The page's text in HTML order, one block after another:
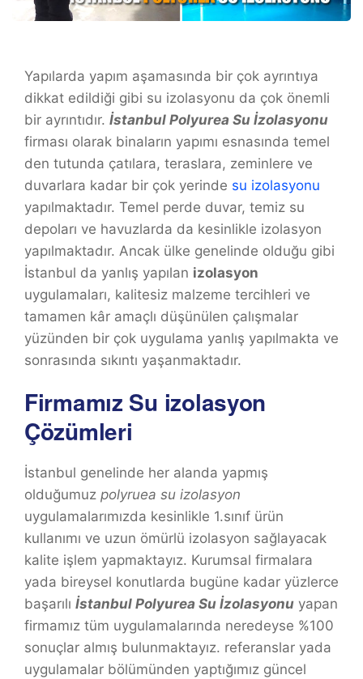
Yapılarda yapım aşamasında bir çok ayrıntıya
dikkat edildiği gibi su izolasyonu da çok önemli
bir ayrıntıdır. İstanbul Polyurea Su İzolasyonu
firması olarak binaların yapımı esnasında temel
den tutunda çatılara, teraslara, zeminlere ve
duvarlara kadar bir çok yerinde su izolasyonu
yapılmaktadır. Temel perde duvar, temiz su
depoları ve havuzlarda da kesinlikle izolasyon
yapılmaktadır. Ancak ülke genelinde olduğu gibi
İstanbul da yanlış yapılan izolasyon
uygulamaları, kalitesiz malzeme tercihleri ve
tamamen kâr amaçlı düşünülen çalışmalar
yüzünden bir çok uygulama yanlış yapılmakta ve
sonrasında sıkıntı yaşanmaktadır.
Firmamız Su izolasyon
Çözümleri
İstanbul genelinde her alanda yapmış
olduğumuz polyruea su izolasyon
uygulamalarımızda kesinlikle 1.sınıf ürün
kullanımı ve uzun ömürlü izolasyon sağlayacak
kalite işlem yapmaktayız. Kurumsal firmalara
yada bireysel konutlarda bugüne kadar yüzlerce
başarılı İstanbul Polyurea Su İzolasyonu yapan
firmamız tüm uygulamalarında neredeyse %100
sonuçlar almış bulunmaktayız. referanslar yada
uygulamalar bölümünden yaptığımız güncel